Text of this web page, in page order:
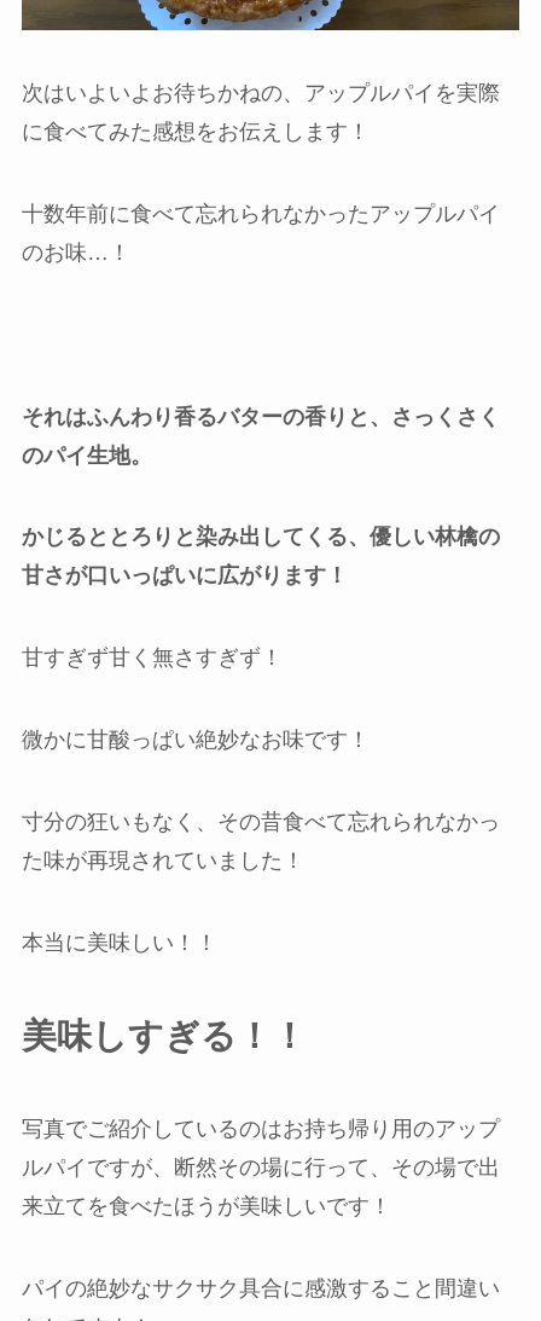
次はいよいよお待ちかねの、アップルパイを実際
に食べてみた感想をお伝えします！
十数年前に食べて忘れられなかったアップルパイ
のお味…！
それはふんわり香るバターの香りと、さっくさく
のパイ生地。
かじるととろりと染み出してくる、優しい林檎の
甘さが口いっぱいに広がります！
甘すぎず甘く無さすぎず！
微かに甘酸っぱい絶妙なお味です！
寸分の狂いもなく、その昔食べて忘れられなかっ
た味が再現されていました！
本当に美味しい！！
美味しすぎる！！
写真でご紹介しているのはお持ち帰り用のアップ
ルパイですが、断然その場に行って、その場で出
来立てを食べたほうが美味しいです！
パイの絶妙なサクサク具合に感激すること間違い